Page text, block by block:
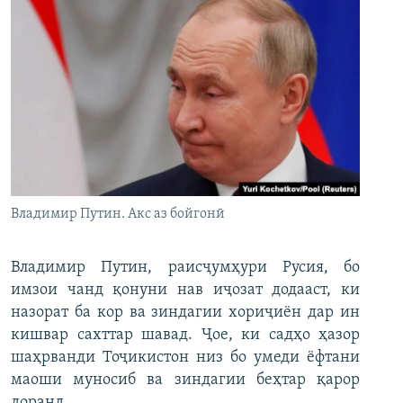
Владимир Путин. Акс аз бойгонӣ
Владимир Путин, раисҷумҳури Русия, бо
имзои чанд қонуни нав иҷозат додааст, ки
назорат ба кор ва зиндагии хориҷиён дар ин
кишвар сахттар шавад. Ҷое, ки садҳо ҳазор
шаҳрванди Тоҷикистон низ бо умеди ёфтани
маоши муносиб ва зиндагии беҳтар қарор